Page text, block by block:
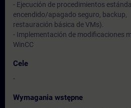
- Ejecución de procedimientos
encendido/apagado seguro, backup,
restauración básica de VMs).
- Implementación de modificaciones
WinCC
Cele
-
Wymagania wstępne